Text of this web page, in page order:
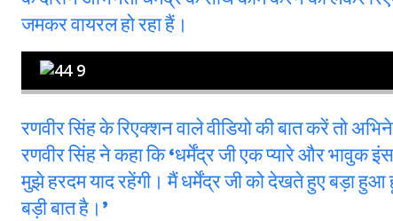
जमकर वायरल हो रहा हैं।
रणवीर सिंह के रिएक्शन वाले वीडियो की बात करें तो
रणवीर सिंह ने कहा कि ‘धर्मेंद्र जी एक प्यारे और भावुक
मुझे हरदम याद रहेंगी। मैं धर्मेंद्र जी को देखते हुए बड़ा
बड़ी बात है।’